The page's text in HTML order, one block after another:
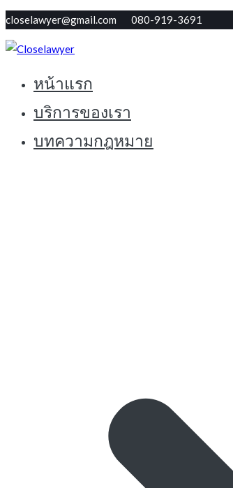
Skip
to
content
closelawyer@gmail.com 080-919-3691
Closelawyer
ทนายใกล้ตัว รับปรึกษากฏหมายฟรี
หน้าแรก
บริการของเรา
บทความกฎหมาย